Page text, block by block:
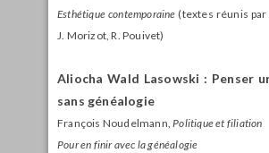
Esthétique contemporaine (textes réunis par
J. Morizot, R. Pouivet)
Aliocha Wald Lasowski : Penser
sans généalogie
François Noudelmann, Politique et filiation
Pour en finir avec la généalogie